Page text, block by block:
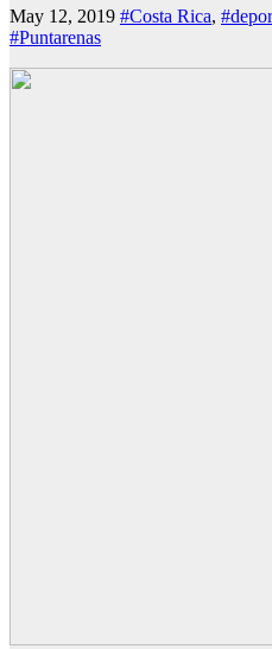
May 12, 2019 #Costa Rica,
#Puntarenas